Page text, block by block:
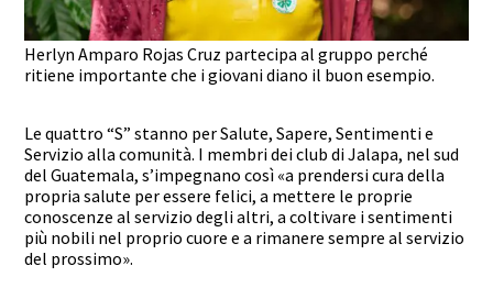
Herlyn Amparo Rojas Cruz partecipa al gruppo perché
ritiene importante che i giovani diano il buon esempio.
Le quattro “S” stanno per Salute, Sapere, Sentimenti e
Servizio alla comunità. I membri dei club di Jalapa, nel sud
del Guatemala, s’impegnano così «a prendersi cura della
propria salute per essere felici, a mettere le proprie
conoscenze al servizio degli altri, a coltivare i sentimenti
più nobili nel proprio cuore e a rimanere sempre al servizio
del prossimo».